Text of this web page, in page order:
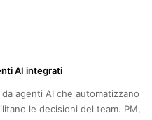
AI integrati
agenti AI che automatizzano
le decisioni del team. PM,